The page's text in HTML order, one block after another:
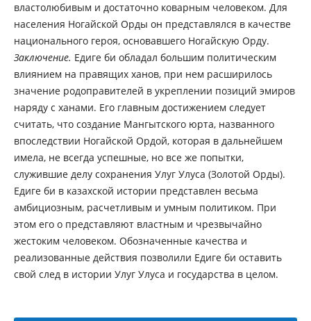
властолюбивым и достаточно коварным человеком. Для
населения Ногайской Орды он представлялся в качестве
национального героя, основавшего Ногайскую Орду.
Заключение. Едиге би обладал большим политическим
влиянием на правящих ханов, при нем расширилось
значение родоправителей в укреплении позиций эмиров
наряду с ханами. Его главным достижением следует
считать, что создание Мангытского юрта, названного
впоследствии Ногайской Ордой, которая в дальнейшем
имела, не всегда успешные, но все же попытки,
служившие делу сохранения Улуг Улуса (Золотой Орды).
Едиге би в казахской истории представлен весьма
амбициозным, расчетливым и умным политиком. При
этом его о представляют властным и чрезвычайно
жестоким человеком. Обозначенные качества и
реализованные действия позволили Едиге би оставить
свой след в истории Улуг Улуса и государства в целом.